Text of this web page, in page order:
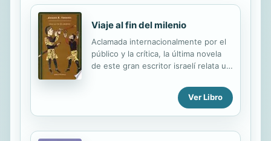
Viaje al fin del milenio
Aclamada internacionalmente por el
público y la crítica, la última novela
de este gran escritor israelí relata un
través de la Europa de finales del
siglo X, una Europa atormentada por
la proximidad del fatídico año 1000.
Ver Libro